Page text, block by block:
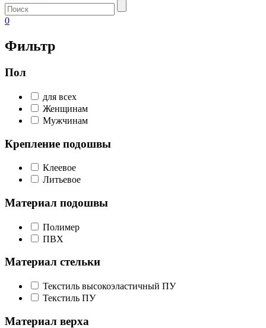
0
Фильтр
Пол
для всех
Женщинам
Мужчинам
Крепление подошвы
Клеевое
Литьевое
Материал подошвы
Полимер
ПВХ
Материал стельки
Текстиль высокоэластичный ПУ
Текстиль ПУ
Материал верха